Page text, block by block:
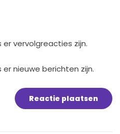
vervolgreacties zijn.
nieuwe berichten zijn.